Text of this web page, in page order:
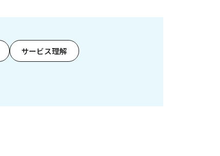
サービス理解